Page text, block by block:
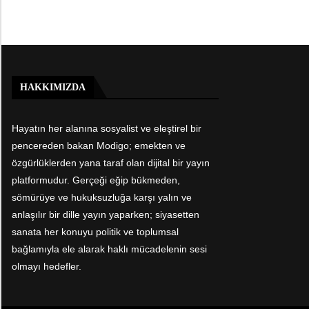
HAKKIMIZDA
Hayatın her alanına sosyalist ve eleştirel bir
pencereden bakan Modigo; emekten ve
özgürlüklerden yana taraf olan dijital bir yayın
platformudur. Gerçeği eğip bükmeden,
sömürüye ve hukuksuzluğa karşı yalın ve
anlaşılır bir dille yayın yaparken; siyasetten
sanata her konuyu politik ve toplumsal
bağlamıyla ele alarak haklı mücadelenin sesi
olmayı hedefler.